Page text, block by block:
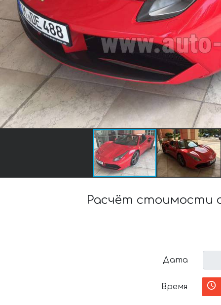
Расчёт стоимости
Дата
Время